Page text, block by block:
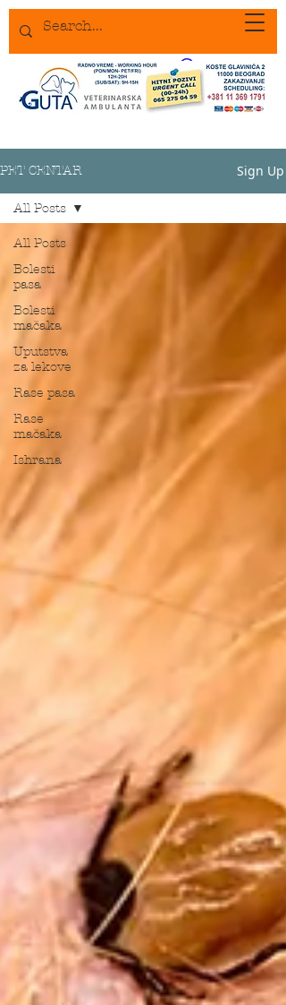
PET CENTAR Sign Up
All Posts
Bolesti
pasa
Bolesti
mačaka
Uputstva
za lekove
Rase pasa
Rase
mačaka
Ishrana
All Posts